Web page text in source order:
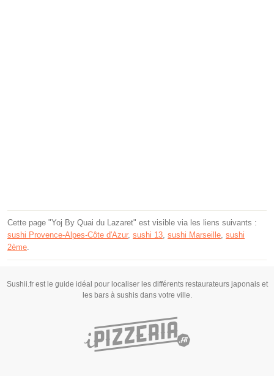
Cette page "Yoj By Quai du Lazaret" est visible via les liens suivants :
sushi Provence-Alpes-Côte d'Azur, sushi 13 sushi Marseille sushi
2ème
Sushii.fr est le guide idéal pour localiser les différents restaurateurs japonais et
les bars à sushis dans votre ville.